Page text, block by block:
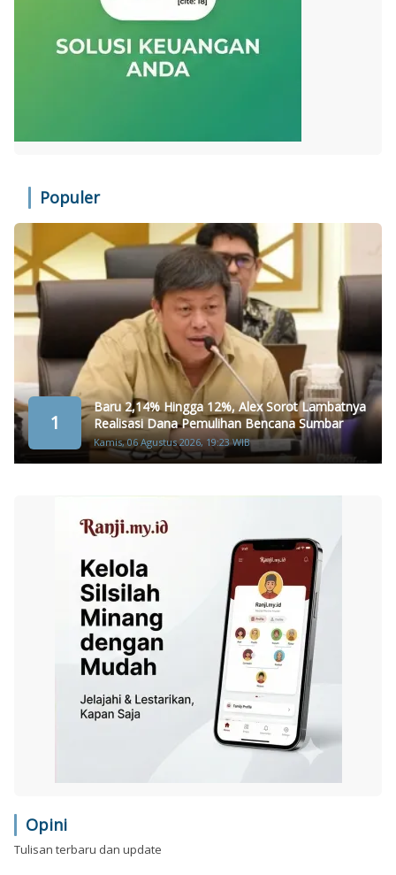
Populer
1
Baru 2,14% Hingga 12%, Alex Sorot Lambatnya
Realisasi Dana Pemulihan Bencana Sumbar
Kamis, 06 Agustus 2026, 19:23 WIB
Opini
Tulisan terbaru dan update